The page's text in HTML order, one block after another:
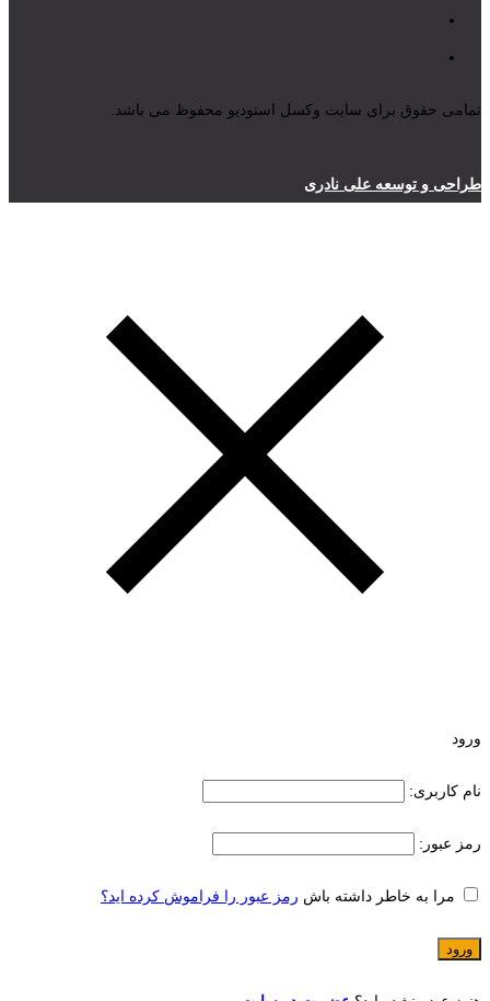
تمامی حقوق برای سایت وکسل استودیو محفوظ می باشد.
طراحی و توسعه علی نادری
ورود
نام کاربری:
رمز عبور:
مرا به خاطر داشته باش رمز عبور را فراموش کرده اید؟